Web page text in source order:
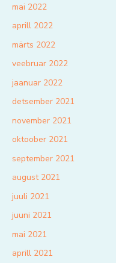
mai 2022
aprill 2022
märts 2022
veebruar 2022
jaanuar 2022
detsember 2021
november 2021
oktoober 2021
september 2021
august 2021
juuli 2021
juuni 2021
mai 2021
aprill 2021